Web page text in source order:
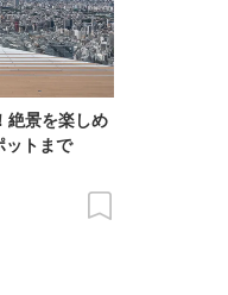
絶景を楽しめ
ットまで